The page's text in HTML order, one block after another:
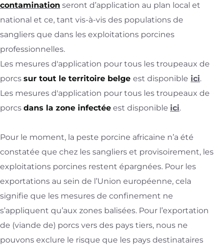
contamination seront d’application au plan local et
national et ce, tant vis-à-vis des populations de
sangliers que dans les exploitations porcines
professionnelles.
Les mesures d'application pour tous les troupeaux de
porcs sur tout le territoire belge est disponible ici.
Les mesures d'application pour tous les troupeaux de
porcs dans la zone infectée est disponible ici.
Pour le moment, la peste porcine africaine n’a été
constatée que chez les sangliers et provisoirement, les
exploitations porcines restent épargnées. Pour les
exportations au sein de l’Union européenne, cela
signifie que les mesures de confinement ne
s’appliquent qu’aux zones balisées. Pour l’exportation
de (viande de) porcs vers des pays tiers, nous ne
pouvons exclure le risque que les pays destinataires